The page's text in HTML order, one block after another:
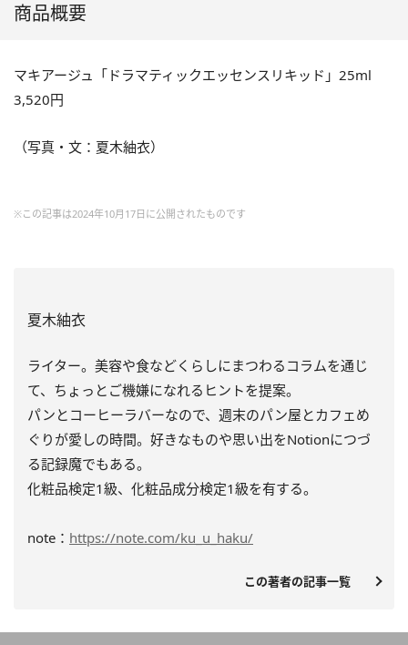
商品概要
マキアージュ「ドラマティックエッセンスリキッド」25ml
3,520円
（写真・文：夏木紬衣）
※この記事は2024年10月17日に公開されたものです
夏木紬衣
ライター。美容や食などくらしにまつわるコラムを通じ
て、ちょっとご機嫌になれるヒントを提案。
パンとコーヒーラバーなので、週末のパン屋とカフェめ
ぐりが愛しの時間。好きなものや思い出をNotionにつづ
る記録魔でもある。
化粧品検定1級、化粧品成分検定1級を有する。
note： https://note.com/ku_u_haku/
この著者の記事一覧